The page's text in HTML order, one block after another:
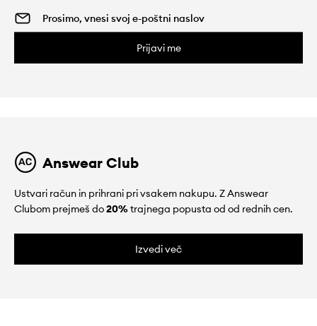
Prijavi me
Answear Club
Ustvari račun in prihrani pri vsakem nakupu. Z Answear
Clubom prejmeš do20%trajnega popusta od od rednih cen.
Izvedi več